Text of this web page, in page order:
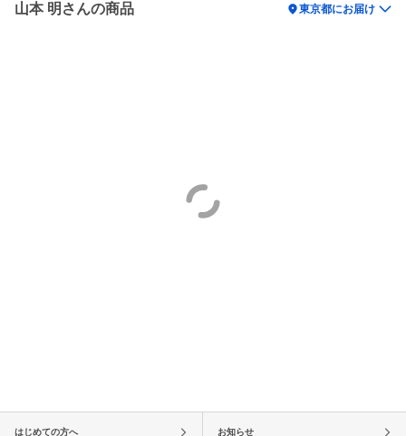
山本 明さんの商品 location_on東京都にお届け
はじめての方へ お知らせ